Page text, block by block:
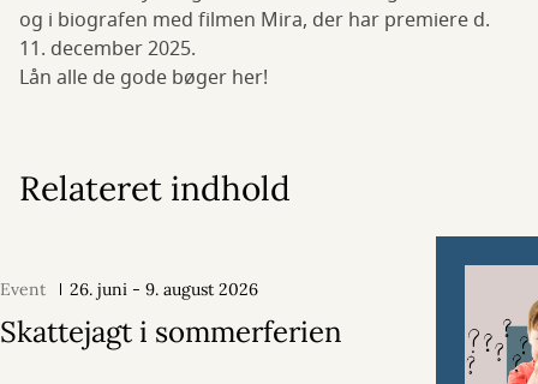
og i biografen med filmen Mira, der har premiere d.
11. december 2025.
Lån alle de gode bøger her!
Relateret indhold
Event 26. juni - 9. august 2026
Skattejagt i sommerferien